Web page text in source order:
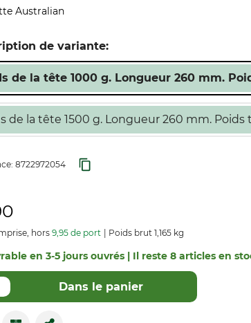
Australian
de variante:
de la tête 1000 g. Longueur 260 mm.
de la tête 1500 g. Longueur 260 mm. Poids
8722972054
hors 9,95 de port Poids brut 1,165 kg
en 3-5 jours ouvrés | Il reste 8 articles en
Dans le panier